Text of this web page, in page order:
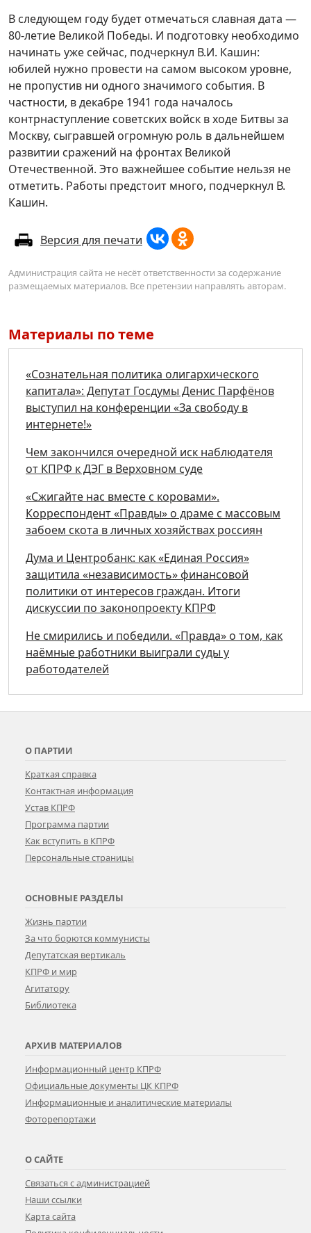
В следующем году будет отмечаться славная дата —
80-летие Великой Победы. И подготовку необходимо
начинать уже сейчас, подчеркнул В.И. Кашин:
юбилей нужно провести на самом высоком уровне,
не пропустив ни одного значимого события. В
частности, в декабре 1941 года началось
контрнаступление советских войск в ходе Битвы за
Москву, сыгравшей огромную роль в дальнейшем
развитии сражений на фронтах Великой
Отечественной. Это важнейшее событие нельзя не
отметить. Работы предстоит много, подчеркнул В.
Кашин.
Версия для печати
Администрация сайта не несёт ответственности за содержание
размещаемых материалов. Все претензии направлять авторам.
Материалы по теме
«Сознательная политика олигархического
капитала»: Депутат Госдумы Денис Парфёнов
выступил на конференции «За свободу в
интернете!»
Чем закончился очередной иск наблюдателя
от КПРФ к ДЭГ в Верховном суде
«Сжигайте нас вместе с коровами».
Корреспондент «Правды» о драме с массовым
забоем скота в личных хозяйствах россиян
Дума и Центробанк: как «Единая Россия»
защитила «независимость» финансовой
политики от интересов граждан. Итоги
дискуссии по законопроекту КПРФ
Не смирились и победили. «Правда» о том, как
наёмные работники выиграли суды у
работодателей
О ПАРТИИ
Краткая справка
Контактная информация
Устав КПРФ
Программа партии
Как вступить в КПРФ
Персональные страницы
ОСНОВНЫЕ РАЗДЕЛЫ
Жизнь партии
За что борются коммунисты
Депутатская вертикаль
КПРФ и мир
Агитатору
Библиотека
АРХИВ МАТЕРИАЛОВ
Информационный центр КПРФ
Официальные документы ЦК КПРФ
Информационные и аналитические материалы
Фоторепортажи
О САЙТЕ
Связаться с администрацией
Наши ссылки
Карта сайта